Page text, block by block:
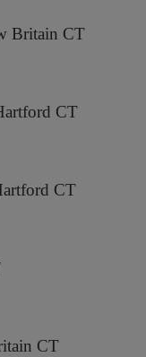
Britain CT
CT
CT
CT